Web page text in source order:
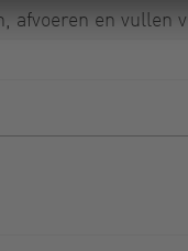
afvoeren en vullen